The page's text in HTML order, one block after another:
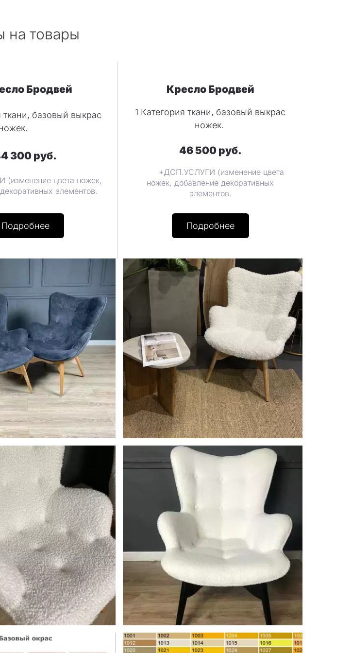
на товары
Бродвей
300 руб.
ткани, базовый выкрас
цвета ножек,
элементов.
Подробнее
Кресло Бродвей
46 500 руб.
1 Категория ткани, базовый выкрас
ножек.
+ДОП.УСЛУГИ (изменение цвета
ножек, добавление декоративных
элементов.
Подробнее